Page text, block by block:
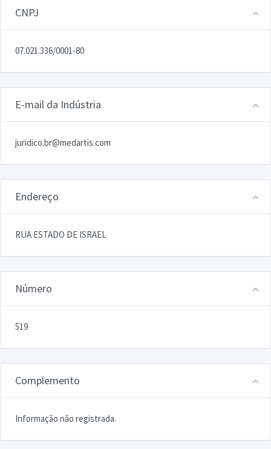
CNPJ
07.021.336/0001-80
E-mail da Indústria
juridico.br@medartis.com
Endereço
RUA ESTADO DE ISRAEL
Número
519
Complemento
Informação não registrada.